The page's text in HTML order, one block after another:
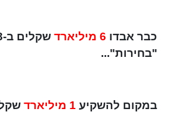
כבר אבדו 6 מיליארד
"בחירות"...
במקום להשקיע 1 מיליארד